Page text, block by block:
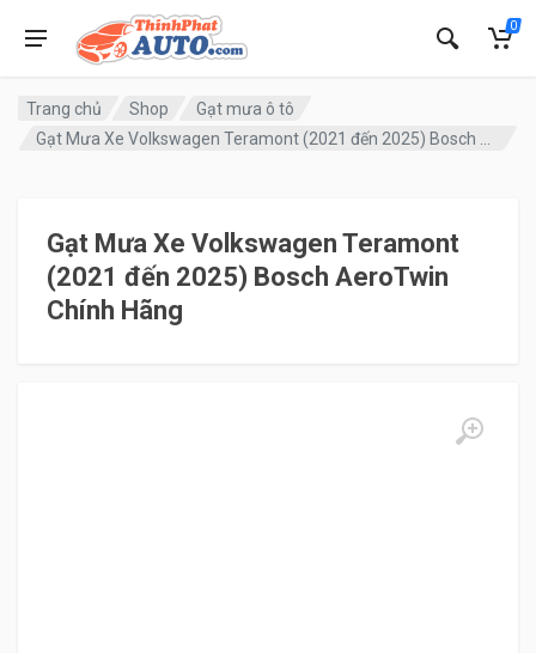
0
Trang chủ Shop
Gạt mưa ô tô
Gạt Mưa Xe Volkswagen Teramont
(2021 đến 2025) Bosch AeroTwin
Chính Hãng